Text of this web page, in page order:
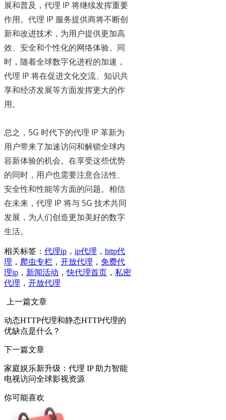
展和普及，代理 IP 将继续发挥重要
作用。代理 IP 服务提供商将不断创
新和改进技术，为用户提供更加高
效、安全和个性化的网络体验。同
时，随着全球数字化进程的加速，
代理 IP 将在促进文化交流、知识共
享和经济发展等方面发挥更大的作
用。
总之，5G 时代下的代理 IP 革新为
用户带来了加速访问和解锁全球内
容新体验的机会。在享受这些优势
的同时，用户也需要注意合法性、
安全性和性能等方面的问题。相信
在未来，代理 IP 将与 5G 技术共同
发展，为人们创造更加美好的数字
生活。
相关标签： 代理ip ， ip代理 ， http代
理 ， 爬虫专栏 ， 开放代理 ， 免费代
理ip ， 新闻活动 ，快代理首页 ， 私密
代理 ， 开放代理
上一篇文章
动态HTTP代理和静态HTTP代理的
优缺点是什么？
下一篇文章
家庭娱乐新升级：代理 IP 助力智能
电视访问全球影视资源
你可能喜欢